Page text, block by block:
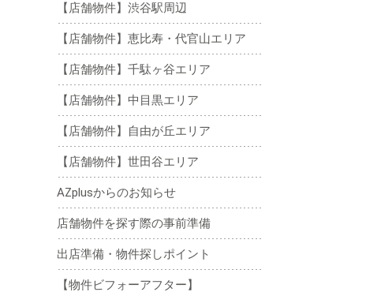
【店舗物件】渋谷駅周辺
【店舗物件】恵比寿・代官山エリア
【店舗物件】千駄ヶ谷エリア
【店舗物件】中目黒エリア
【店舗物件】自由が丘エリア
【店舗物件】世田谷エリア
AZplusからのお知らせ
店舗物件を探す際の事前準備
出店準備・物件探しポイント
【物件ビフォーアフター】